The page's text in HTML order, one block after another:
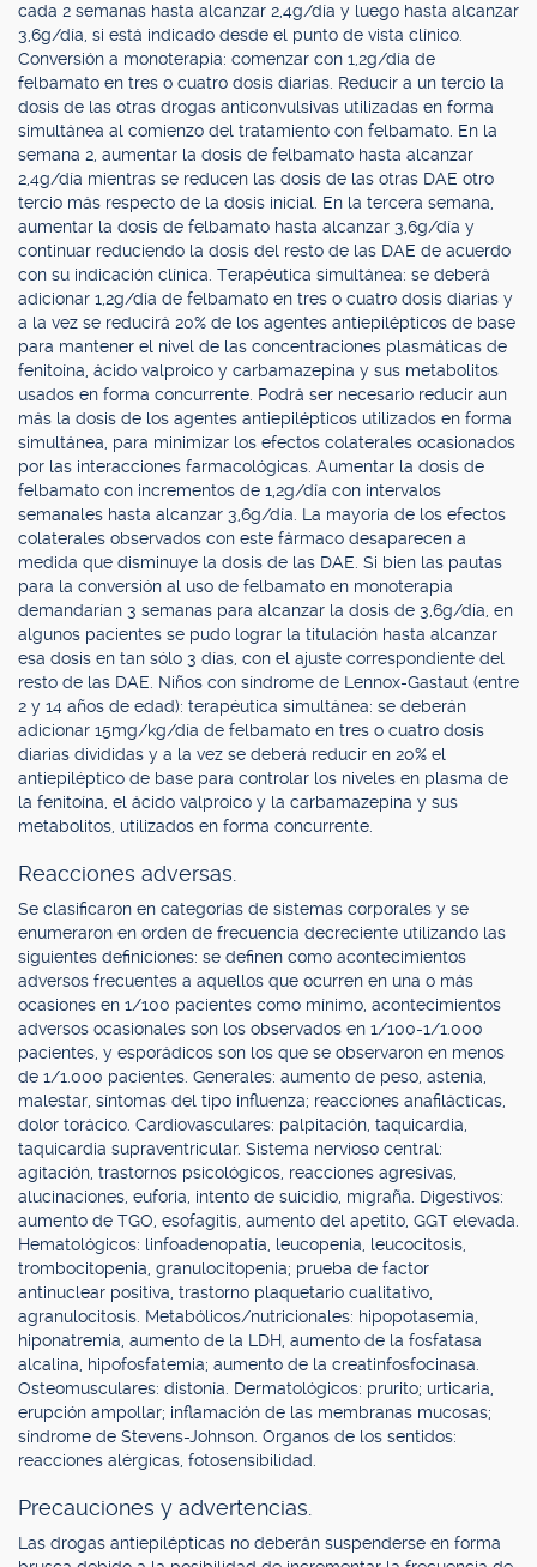
cada 2 semanas hasta alcanzar 2,4g/día y luego hasta alcanzar
3,6g/día, si está indicado desde el punto de vista clínico.
Conversión a monoterapia: comenzar con 1,2g/día de
felbamato en tres o cuatro dosis diarias. Reducir a un tercio la
dosis de las otras drogas anticonvulsivas utilizadas en forma
simultánea al comienzo del tratamiento con felbamato. En la
semana 2, aumentar la dosis de felbamato hasta alcanzar
2,4g/día mientras se reducen las dosis de las otras DAE otro
tercio más respecto de la dosis inicial. En la tercera semana,
aumentar la dosis de felbamato hasta alcanzar 3,6g/día y
continuar reduciendo la dosis del resto de las DAE de acuerdo
con su indicación clínica. Terapéutica simultánea: se deberá
adicionar 1,2g/día de felbamato en tres o cuatro dosis diarias y
a la vez se reducirá 20% de los agentes antiepilépticos de base
para mantener el nivel de las concentraciones plasmáticas de
fenitoína, ácido valproico y carbamazepina y sus metabolitos
usados en forma concurrente. Podrá ser necesario reducir aun
más la dosis de los agentes antiepilépticos utilizados en forma
simultánea, para minimizar los efectos colaterales ocasionados
por las interacciones farmacológicas. Aumentar la dosis de
felbamato con incrementos de 1,2g/día con intervalos
semanales hasta alcanzar 3,6g/día. La mayoría de los efectos
colaterales observados con este fármaco desaparecen a
medida que disminuye la dosis de las DAE. Si bien las pautas
para la conversión al uso de felbamato en monoterapia
demandarían 3 semanas para alcanzar la dosis de 3,6g/día, en
algunos pacientes se pudo lograr la titulación hasta alcanzar
esa dosis en tan sólo 3 días, con el ajuste correspondiente del
resto de las DAE. Niños con síndrome de Lennox-Gastaut (entre
2 y 14 años de edad): terapéutica simultánea: se deberán
adicionar 15mg/kg/día de felbamato en tres o cuatro dosis
diarias divididas y a la vez se deberá reducir en 20% el
antiepiléptico de base para controlar los niveles en plasma de
la fenitoína, el ácido valproico y la carbamazepina y sus
metabolitos, utilizados en forma concurrente.
Reacciones adversas.
Se clasificaron en categorías de sistemas corporales y se
enumeraron en orden de frecuencia decreciente utilizando las
siguientes definiciones: se definen como acontecimientos
adversos frecuentes a aquellos que ocurren en una o más
ocasiones en 1/100 pacientes como mínimo, acontecimientos
adversos ocasionales son los observados en 1/100-1/1.000
pacientes, y esporádicos son los que se observaron en menos
de 1/1.000 pacientes. Generales: aumento de peso, astenia,
malestar, síntomas del tipo influenza; reacciones anafilácticas,
dolor torácico. Cardiovasculares: palpitación, taquicardia,
taquicardia supraventricular. Sistema nervioso central:
agitación, trastornos psicológicos, reacciones agresivas,
alucinaciones, euforia, intento de suicidio, migraña. Digestivos:
aumento de TGO, esofagitis, aumento del apetito, GGT elevada.
Hematológicos: linfoadenopatía, leucopenia, leucocitosis,
trombocitopenia, granulocitopenia; prueba de factor
antinuclear positiva, trastorno plaquetario cualitativo,
agranulocitosis. Metabólicos/nutricionales: hipopotasemia,
hiponatremia, aumento de la LDH, aumento de la fosfatasa
alcalina, hipofosfatemia; aumento de la creatinfosfocinasa.
Osteomusculares: distonía. Dermatológicos: prurito; urticaria,
erupción ampollar; inflamación de las membranas mucosas;
síndrome de Stevens-Johnson. Organos de los sentidos:
reacciones alérgicas, fotosensibilidad.
Precauciones y advertencias.
Las drogas antiepilépticas no deberán suspenderse en forma